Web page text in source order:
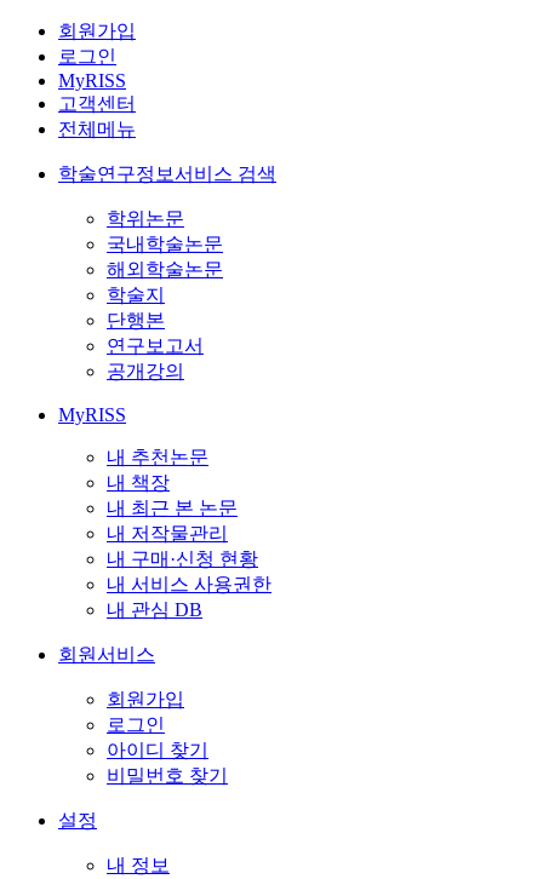
회원가입
로그인
MyRISS
고객센터
전체메뉴
학술연구정보서비스 검색
학위논문
국내학술논문
해외학술논문
학술지
단행본
연구보고서
공개강의
MyRISS
내 추천논문
내 책장
내 최근 본 논문
내 저작물관리
내 구매·신청 현황
내 서비스 사용권한
내 관심 DB
회원서비스
회원가입
로그인
아이디 찾기
비밀번호 찾기
설정
내 정보